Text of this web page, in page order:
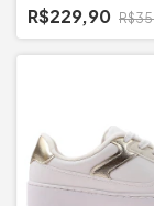
R$229,90